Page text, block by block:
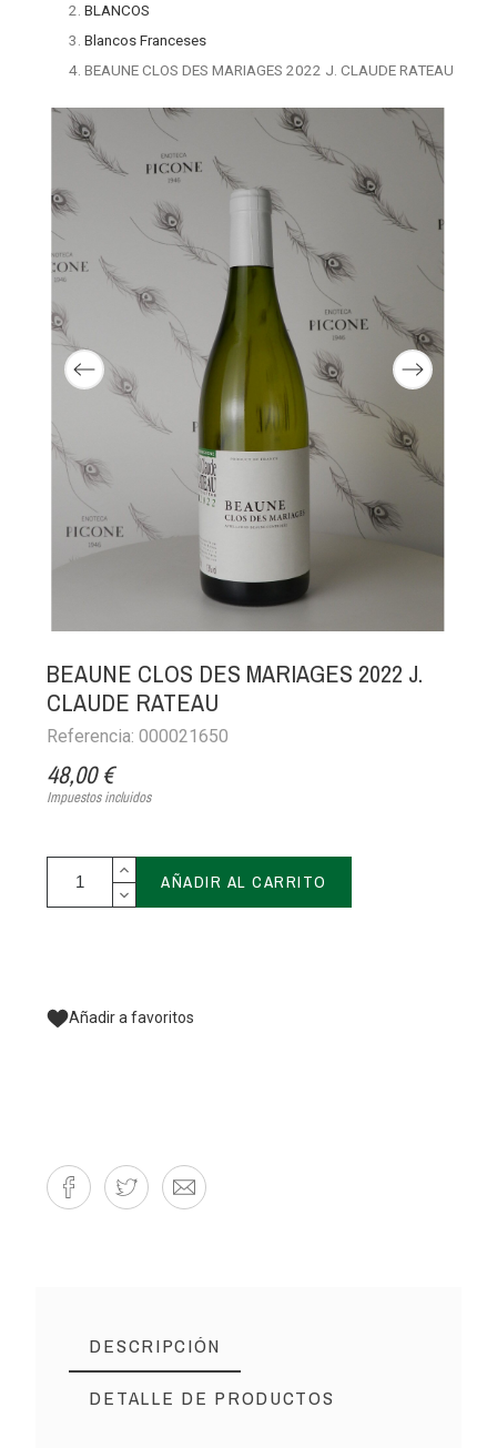
BLANCOS
Blancos Franceses
BEAUNE CLOS DES MARIAGES 2022 J. CLAUDE RATEAU
BEAUNE CLOS DES MARIAGES 2022 J.
CLAUDE RATEAU
Referencia: 000021650
48,00 €
Impuestos incluidos
AÑADIR AL CARRITO
Añadir a favoritos
DESCRIPCIÓN
DETALLE DE PRODUCTOS